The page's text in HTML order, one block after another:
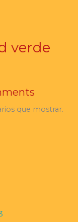
verde
que mostrar.